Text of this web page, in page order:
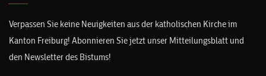
Verpassen Sie keine Neuigkeiten aus der katholischen Kirche im
Kanton Freiburg! Abonnieren Sie jetzt unser Mitteilungsblatt und
den Newsletter des Bistums!